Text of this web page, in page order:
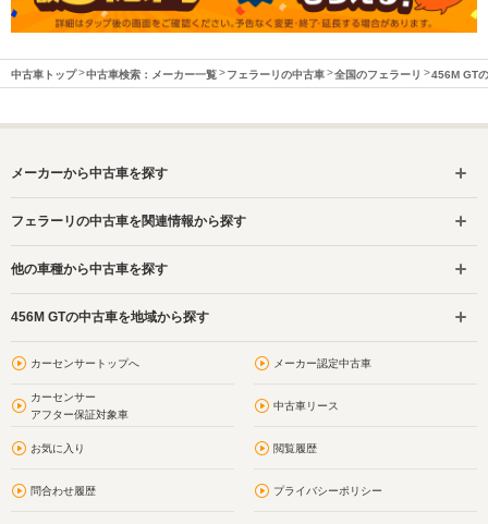
中古車トップ 中古車検索：メーカー一覧 フェラーリの中古車 全国のフェラーリ 456M GT
メーカーから中古車を探す
フェラーリの中古車を関連情報から探す
他の車種から中古車を探す
456M GTの中古車を地域から探す
カーセンサートップへ メーカー認定中古車
カーセンサー
アフター保証対象車
中古車リース
お気に入り 閲覧履歴
問合わせ履歴 プライバシーポリシー